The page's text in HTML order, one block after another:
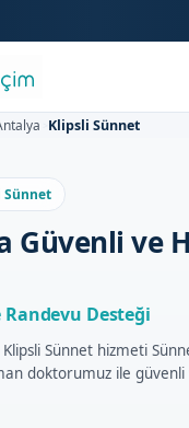
Klipsli Sünnet
Güvenli ve
Randevu Desteği
Sünnet hizmeti
doktorumuz ile